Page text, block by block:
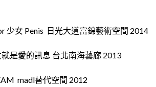
少女 Penis 日光大道富錦藝術空間 2014
是愛的訊息 台北南海藝廊 2013
madl替代空間 2012